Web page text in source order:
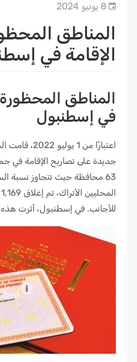
8 يونيو 2024
المناطق
الإقامة في
المناطق المحظورة
في إسطنبول
اعتبارًا من 1
جديدة على تصاريح الإقامة في
للأجانب. في إسطنبول، أثرت هذه